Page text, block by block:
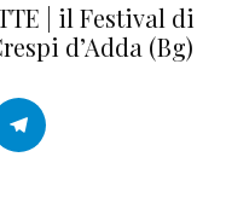
| il Festival di
d’Adda (Bg)